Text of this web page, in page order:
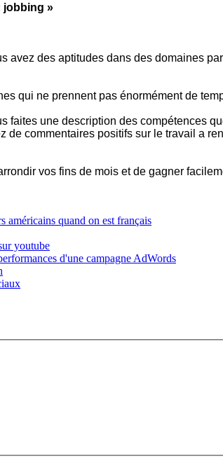
jobbing »
avez des aptitudes dans des domaines
qui ne prennent pas énormément de
faites une description des compétences
de commentaires positifs sur le travail a
vos fins de mois et de gagner
américains quand on est français
youtube
d'une campagne AdWords